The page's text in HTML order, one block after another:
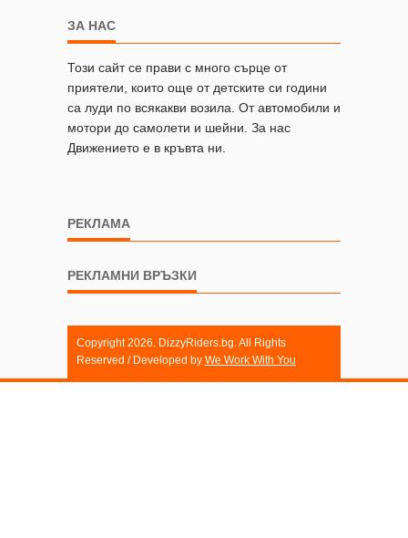
ЗА НАС
Този сайт се прави с много сърце от
приятели, които още от детските си години
са луди по всякакви возила. От автомобили и
мотори до самолети и шейни. За нас
Движението е в кръвта ни.
РЕКЛАМА
РЕКЛАМНИ ВРЪЗКИ
Copyright 2026. DizzyRiders.bg. All Rights
Reserved / Developed by We Work With You